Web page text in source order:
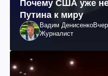
Почему США уже
Путина к миру
Вадим Денисенко
Журналист